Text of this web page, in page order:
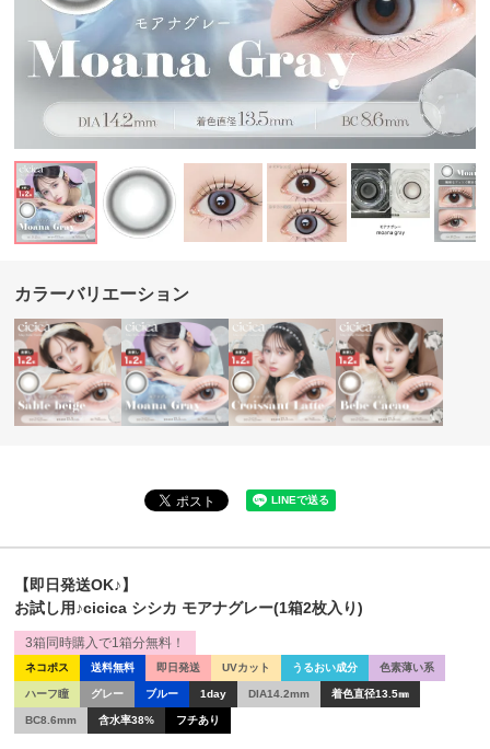
カラーバリエーション
【即日発送OK♪】
お試し用♪cicica シシカ モアナグレー(1箱2枚入り)
ネコポス 送料無料 即日発送 UVカット うるおい成分 色素薄い系
ハーフ瞳 グレー ブルー 1day DIA14.2mm 着色直径13.5㎜
BC8.6mm 含水率38% フチあり
3箱同時購入で1箱分無料！